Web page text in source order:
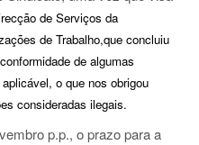
de Serviços da
de Trabalho,que concluiu
de algumas
o que nos obrigou
consideradas ilegais.
p.p., o prazo para a